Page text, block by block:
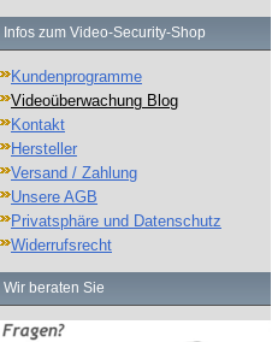
Infos zum Video-Security-Shop
Kundenprogramme
Videoüberwachung Blog
Kontakt
Hersteller
Versand / Zahlung
Unsere AGB
Privatsphäre und Datenschutz
Widerrufsrecht
Wir beraten Sie